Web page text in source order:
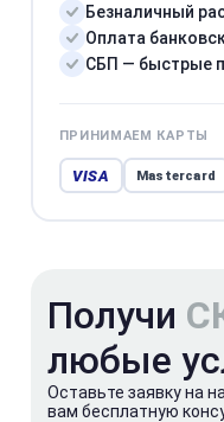
Безналичный
Оплата
СБП — быстрые
ПРИНИМАЕМ КАРТЫ
VISA Mastercard
Получи
любые
Оставьте заявку на
вам бесплатную